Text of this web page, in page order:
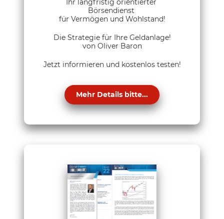
Ihr langfristig orientierter
Börsendienst
für Vermögen und Wohlstand!
Die Strategie für Ihre Geldanlage!
von Oliver Baron
Jetzt informieren und kostenlos testen!
Mehr Details bitte...